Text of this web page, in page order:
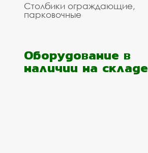
Столбики ограждающие,
парковочные
Оборудование в
наличии на складе